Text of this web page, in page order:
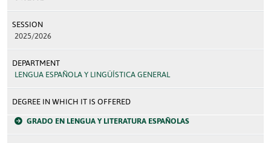
SESSION
2025/2026
DEPARTMENT
LENGUA ESPAÑOLA Y LINGÜÍSTICA GENERAL
DEGREE IN WHICH IT IS OFFERED
GRADO EN LENGUA Y LITERATURA ESPAÑOLAS